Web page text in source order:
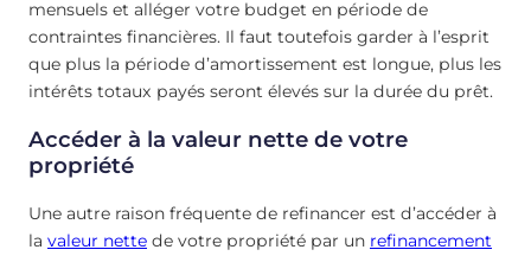
mensuels et alléger votre budget en période de
contraintes financières. Il faut toutefois garder à l’esprit
que plus la période d’amortissement est longue, plus les
intérêts totaux payés seront élevés sur la durée du prêt.
Accéder à la valeur nette de votre
propriété
Une autre raison fréquente de refinancer est d’accéder à
la valeur nette de votre propriété par un refinancement